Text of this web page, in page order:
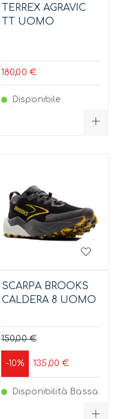
TERREX AGRAVIC
TT UOMO
180,00 €
Disponibile
SCARPA BROOKS
CALDERA 8 UOMO
150,00 €
-10% 135,00 €
Disponibilità Bassa